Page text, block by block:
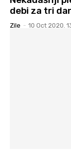
debi za tri
Zile - 10 Oct 2020.